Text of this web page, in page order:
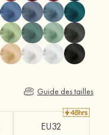
Guide des tailles
EU32